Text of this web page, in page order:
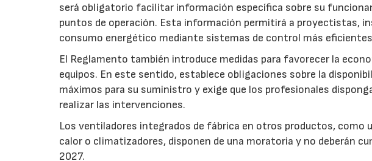
será obligatorio facilitar información específica sobre su
puntos de operación. Esta información permitirá a proyectistas,
consumo energético mediante sistemas de control más
El Reglamento también introduce medidas para favorecer la
equipos. En este sentido, establece obligaciones sobre la
máximos para su suministro y exige que los profesionales
realizar las intervenciones.
Los ventiladores integrados de fábrica en otros productos, como
calor o climatizadores, disponen de una moratoria y no deberán
2027.